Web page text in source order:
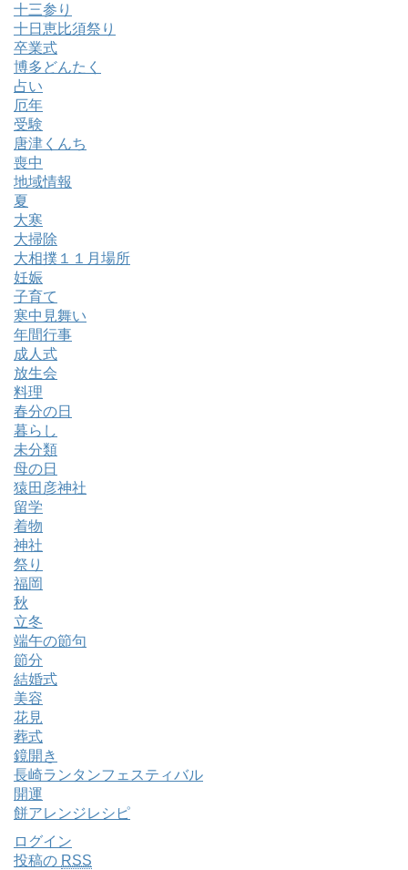
十三参り
十日恵比須祭り
卒業式
博多どんたく
占い
厄年
受験
唐津くんち
喪中
地域情報
夏
大寒
大掃除
大相撲１１月場所
妊娠
子育て
寒中見舞い
年間行事
成人式
放生会
料理
春分の日
暮らし
未分類
母の日
猿田彦神社
留学
着物
神社
祭り
福岡
秋
立冬
端午の節句
節分
結婚式
美容
花見
葬式
鏡開き
長崎ランタンフェスティバル
開運
餅アレンジレシピ
ログイン
投稿の RSS